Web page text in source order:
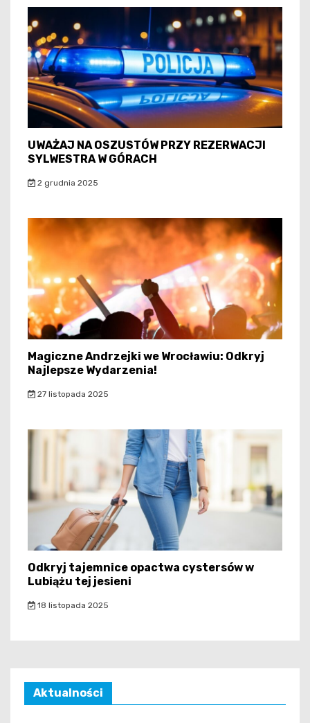
UWAŻAJ NA OSZUSTÓW PRZY REZERWACJI
SYLWESTRA W GÓRACH
2 grudnia 2025
Magiczne Andrzejki we Wrocławiu: Odkryj
Najlepsze Wydarzenia!
27 listopada 2025
Odkryj tajemnice opactwa cystersów w
Lubiążu tej jesieni
18 listopada 2025
Aktualności